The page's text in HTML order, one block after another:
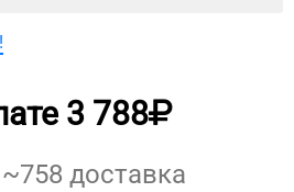
3 788
758 доставка